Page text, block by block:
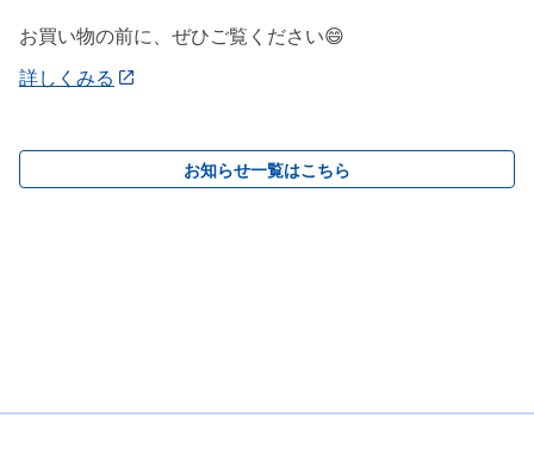
お買い物の前に、ぜひご覧ください😄
詳しくみる
お知らせ一覧はこちら